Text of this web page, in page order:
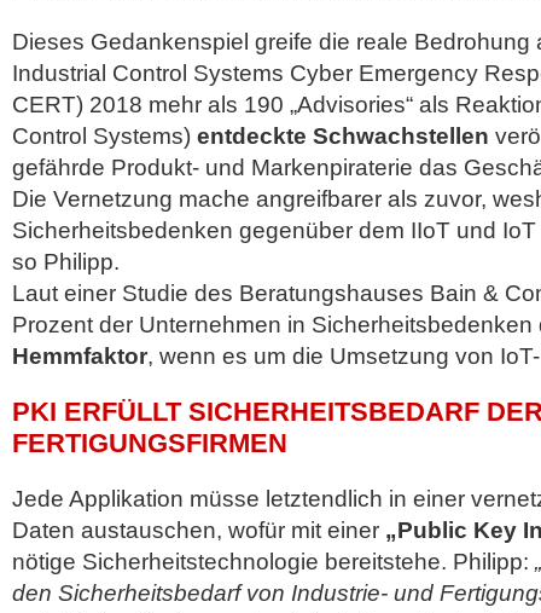
Dieses Gedankenspiel greife die reale Bedrohung
Industrial Control Systems Cyber Emergency
CERT) 2018 mehr als 190 „Advisories“ als
Control Systems) entdeckte Schwachstellen
gefährde Produkt- und Markenpiraterie das
Die Vernetzung mache angreifbarer als zuvor,
Sicherheitsbedenken gegenüber dem IIoT und
so Philipp.
Laut einer Studie des Beratungshauses Bain &
Prozent der Unternehmen in
Hemmfaktor, wenn es um die Umsetzung von
PKI ERFÜLLT SICHERHEITSBEDARF
FERTIGUNGSFIRMEN
Jede Applikation müsse letztendlich in einer
Daten austauschen, wofür mit einer „Public Key
nötige Sicherheitstechnologie bereitstehe. Philipp:
den Sicherheitsbedarf von Industrie- und